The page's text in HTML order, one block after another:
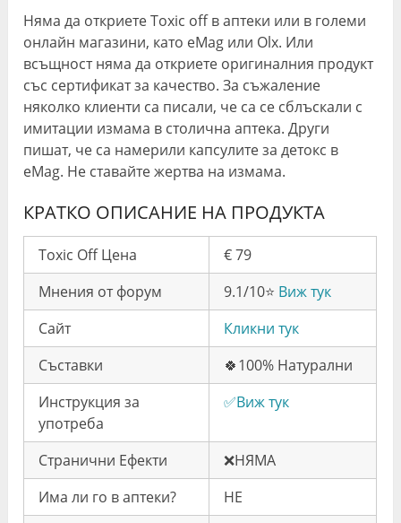
Няма да откриете Toxic off в аптеки или в големи
онлайн магазини, като eMag или Olx. Или
всъщност няма да откриете оригиналния продукт
със сертификат за качество. За съжаление
няколко клиенти са писали, че са се сблъскали с
имитации измама в столична аптека. Други
пишат, че са намерили капсулите за детокс в
eMag. Не ставайте жертва на измама.
КРАТКО ОПИСАНИЕ НА ПРОДУКТА
Toxic Off Цена
€ 79
Мнения от форум
9.1/10⭐️ Виж тук
Сайт
Кликни тук
Съставки
🍀100% Натурални
Инструкция за
употреба
✅Виж тук
Странични Ефекти
❌НЯМА
Има ли го в аптеки?
НЕ